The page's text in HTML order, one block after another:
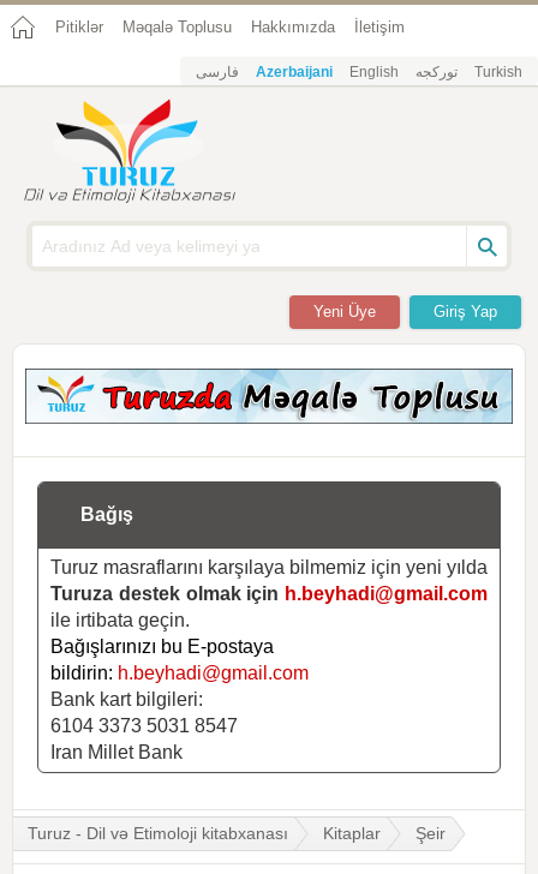
Pitiklər Məqalə Toplusu Hakkımızda İletişim
فارسی Azerbaijani English تورکجه Turkish
Giriş Yap
Yeni Üye
Bağış
Turuz masraflarını karşılaya bilmemiz için yeni yılda
Turuza destek olmak için h.beyhadi@gmail.com
ile irtibata geçin.
Bağışlarınızı bu E-postaya
bildirin: h.beyhadi@gmail.com
Bank kart bilgileri:
6104 3373 5031 8547
Iran Millet Bank
Turuz - Dil və Etimoloji kitabxanası Kitaplar Şeir